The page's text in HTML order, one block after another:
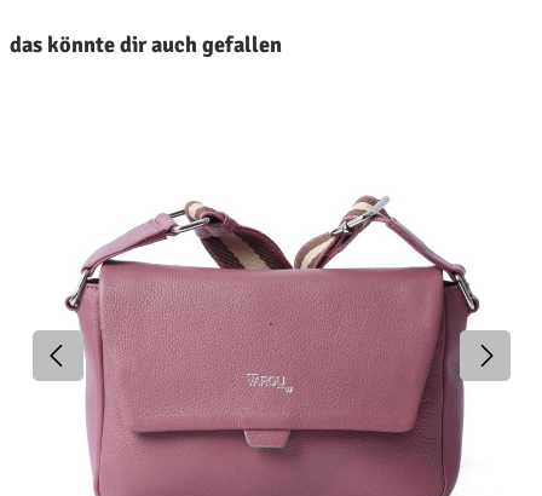
das könnte dir auch gefallen